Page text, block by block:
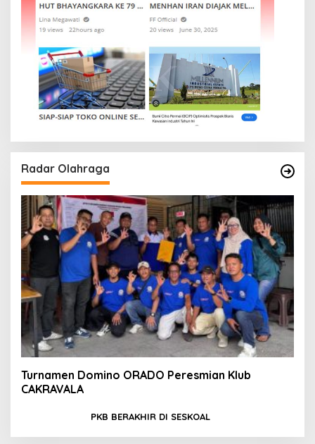
Radar Olahraga
Turnamen Domino ORADO Peresmian Klub
CAKRAVALA
PKB BERAKHIR DI SESKOAL